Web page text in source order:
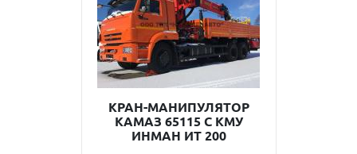
КРАН-МАНИПУЛЯТОР
КАМАЗ 65115 С КМУ
ИНМАН ИТ 200